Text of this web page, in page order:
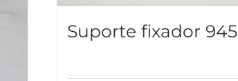
Suporte fixador 945